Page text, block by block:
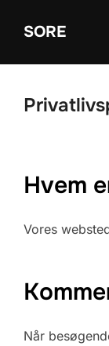
SORE
Hvem
Vores
Når